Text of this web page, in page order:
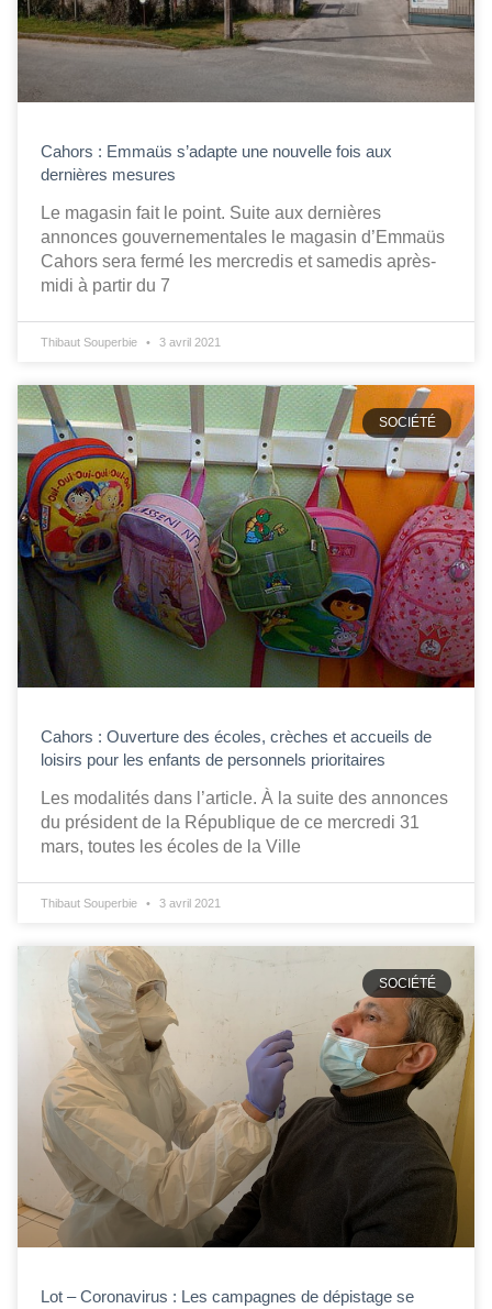
Cahors : Emmaüs s’adapte une nouvelle fois aux
dernières mesures
Le magasin fait le point. Suite aux dernières
annonces gouvernementales le magasin d’Emmaüs
Cahors sera fermé les mercredis et samedis après-
midi à partir du 7
Thibaut Souperbie 3 avril 2021
SOCIÉTÉ
Cahors : Ouverture des écoles, crèches et accueils de
loisirs pour les enfants de personnels prioritaires
Les modalités dans l’article. À la suite des annonces
du président de la République de ce mercredi 31
mars, toutes les écoles de la Ville
Thibaut Souperbie 3 avril 2021
SOCIÉTÉ
Lot – Coronavirus : Les campagnes de dépistage se